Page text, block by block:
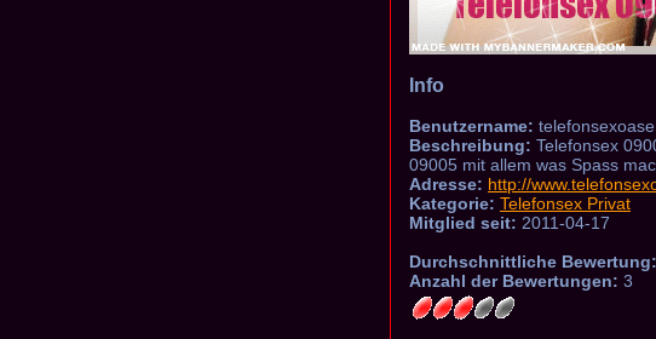
Info
Benutzername: telefonsexoase
Beschreibung: Telefonsex
09005 mit allem was Spass
Adresse: http://
Kategorie: Telefonsex Privat
Mitglied seit: 2011-04-17
Durchschnittliche Bewertung:
Anzahl der Bewertungen: 3